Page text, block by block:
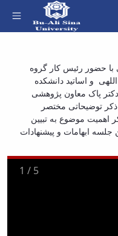
About
Faculty
History
Dean
of
Faculty
Gallery
Research
Journals
Journal
of
Industrial
Research
in
تخلفات پژوهشی -
فنی و مهندسی
حضور رئیس کار گروه
و اساتید دانشکده
پاک معاون پژوهشی
توضیحاتی مختصر
اهمیت موضوع به تبیین
جلسه ابهامات و پیشنهادات
1 / 5